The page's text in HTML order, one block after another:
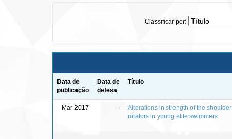
Classificar por:
Data de
publicação
Data de
defesa
Título
Mar-2017 -
Alterations in strength of the shoulder
rotators in young elite swimmers